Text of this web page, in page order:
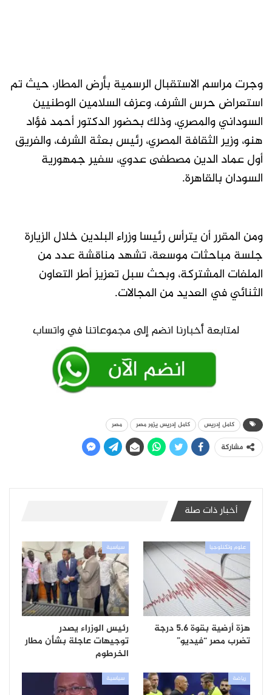
وجرت مراسم الاستقبال الرسمية بأرض المطار، حيث تم
استعراض حرس الشرف، وعزف السلامين الوطنيين
السوداني والمصري، وذلك بحضور الدكتور أحمد فؤاد
هنو، وزير الثقافة المصري، رئيس بعثة الشرف، والفريق
أول عماد الدين مصطفى عدوي، سفير جمهورية
السودان بالقاهرة.
ومن المقرر أن يترأس رئيسا وزراء البلدين خلال الزيارة
جلسة مباحثات موسعة، تشهد مناقشة عدد من
الملفات المشتركة، وبحث سبل تعزيز أطر التعاون
الثنائي في العديد من المجالات.
كامل إدريس كامل إدريس يزور مصر مصر
مشاركة
أخبار ذات صلة
علوم وتكنلوجيا
هزة أرضية بقوة 5.6 درجة
تضرب مصر “فيديو”
سياسية
رئيس الوزراء يصدر
توجيهات عاجلة بشأن مطار
الخرطوم
رياضة سياسية